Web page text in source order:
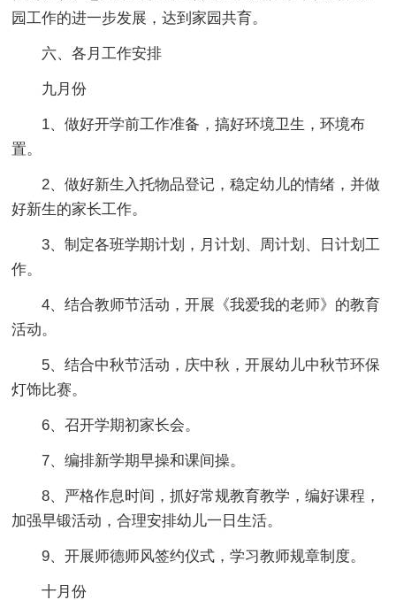
园工作的进一步发展，达到家园共育。
六、各月工作安排
九月份
1、做好开学前工作准备，搞好环境卫生，环境布
置。
2、做好新生入托物品登记，稳定幼儿的情绪，并做
好新生的家长工作。
3、制定各班学期计划，月计划、周计划、日计划工
作。
4、结合教师节活动，开展《我爱我的老师》的教育
活动。
5、结合中秋节活动，庆中秋，开展幼儿中秋节环保
灯饰比赛。
6、召开学期初家长会。
7、编排新学期早操和课间操。
8、严格作息时间，抓好常规教育教学，编好课程，
加强早锻活动，合理安排幼儿一日生活。
9、开展师德师风签约仪式，学习教师规章制度。
十月份